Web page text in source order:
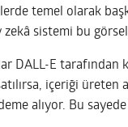
temel olarak
zekâ sistemi bu
DALL-E tarafından
içeriği üreten
alıyor. Bu